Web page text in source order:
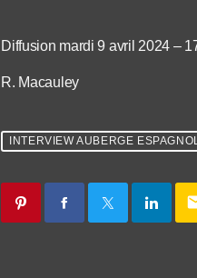
Diffusion mardi 9 avril 2024 –
R. Macauley
INTERVIEW AUBERGE